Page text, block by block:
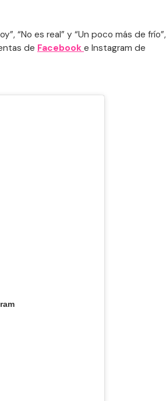
“No es real” y “Un poco más de frío”,
de Facebook e Instagram de